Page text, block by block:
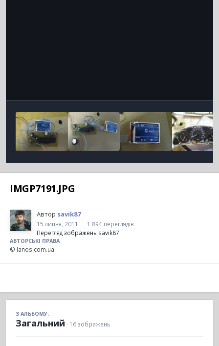
IMGP7191.JPG
Автор savik87
15 липня, 2011
1 894 переглядів
Перегляд зображень savik87
АВТОРСЬКІ ПРАВА
© lanos.com.ua
З АЛЬБОМУ:
Загальний · 16 зображень